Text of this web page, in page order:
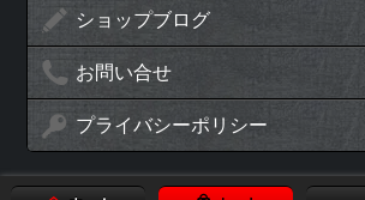
ショップブログ
お問い合せ
プライバシーポリシー